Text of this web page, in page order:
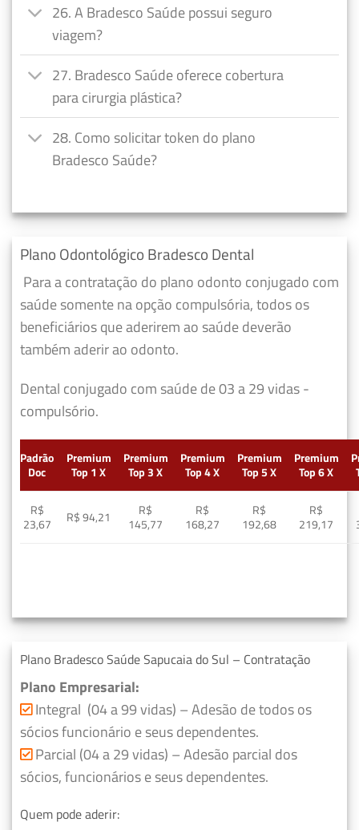
26. A Bradesco Saúde possui seguro
viagem?
27. Bradesco Saúde oferece cobertura
para cirurgia plástica?
28. Como solicitar token do plano
Bradesco Saúde?
Plano Odontológico Bradesco Dental
Para a contratação do plano odonto conjugado com
saúde somente na opção compulsória, todos os
beneficiários que aderirem ao saúde deverão
também aderir ao odonto.
Dental conjugado com saúde de 03 a 29 vidas -
compulsório.
Padrão
Doc
Premium
Top 1 X
Premium
Top 3 X
Premium
Top 4 X
Premium
Top 5 X
Premium
Top 6 X
R$
23,67
R$ 94,21
R$
145,77
R$
168,27
R$
192,68
R$
219,17
Plano Bradesco Saúde Sapucaia do Sul – Contratação
Plano Empresarial:
Integral (04 a 99 vidas) – Adesão de todos os
sócios funcionário e seus dependentes.
Parcial (04 a 29 vidas) – Adesão parcial dos
sócios, funcionários e seus dependentes.
Quem pode aderir: